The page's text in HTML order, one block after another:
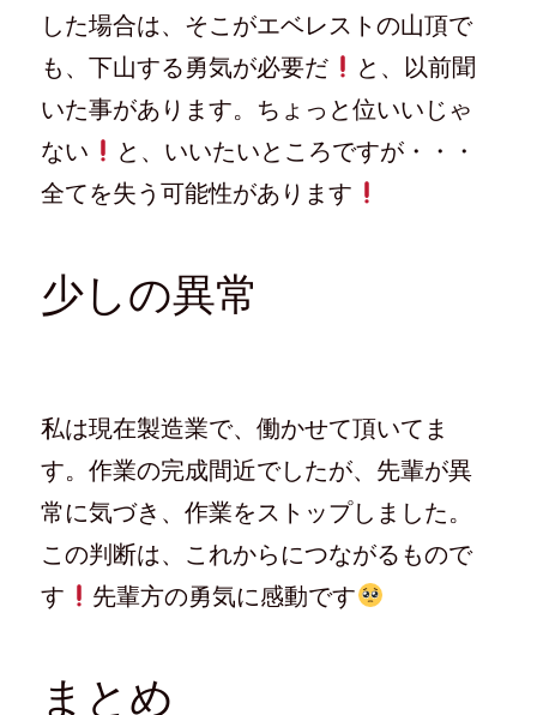
した場合は、そこがエベレストの山頂で
も、下山する勇気が必要だ
と、以前聞
いた事があります。ちょっと位いいじゃ
ない
と、いいたいところですが・・・
全てを失う可能性があります
少しの異常
私は現在製造業で、働かせて頂いてま
す。作業の完成間近でしたが、先輩が異
常に気づき、作業をストップしました。
この判断は、これからにつながるもので
す
先輩方の勇気に感動です
まとめ